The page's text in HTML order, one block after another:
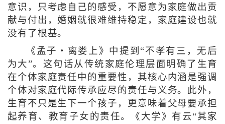
意识，只考虑自己的感受，不愿意为家庭做出贡
献与付出，婚姻就很难维持稳定，家庭建设也就
没有了根基。
《孟子・离娄上》中提到“不孝有三，无后
为大”。这句话从传统家庭伦理层面明确了生育
在个体家庭责任中的重要性，其核心内涵是强调
个体对家庭代际传承应尽的责任与义务。此外，
生育不只是生下一个孩子，更意味着父母要承担
起养育、教育子女的责任。《大学》有云“其家